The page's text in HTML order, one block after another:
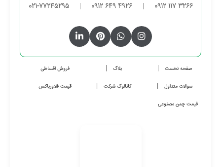
0912 117 3266
|
0912 649 4926
|
021-77245295
صفحه نخست بلاگ فروش اقساطی
سوالات متداول کاتالوگ شرکت قیمت فلاورباکس
قیمت چمن مصنوعی